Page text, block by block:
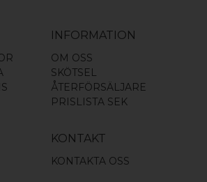
INFORMATION
OM OSS
SKÖTSEL
ÅTERFÖRSÄLJARE
PRISLISTA SEK
KONTAKT
KONTAKTA OSS